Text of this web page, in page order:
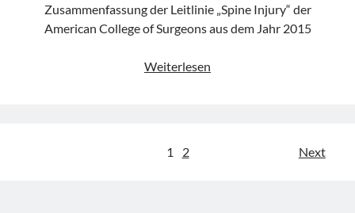
Zusammenfassung der Leitlinie „Spine Injury“ der
American College of Surgeons aus dem Jahr 2015
Weiterlesen
Seitennummerierung
1 2 Next